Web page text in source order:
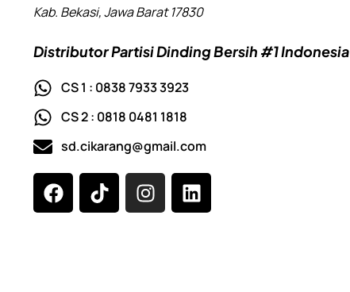
Kab. Bekasi, Jawa Barat 17830
Distributor Partisi Dinding Bersih #1 Indonesia
CS 1 : 0838 7933 3923
CS 2 : 0818 0481 1818
sd.cikarang@gmail.com
F
a
c
T
i
k
I
n
s
L
i
n